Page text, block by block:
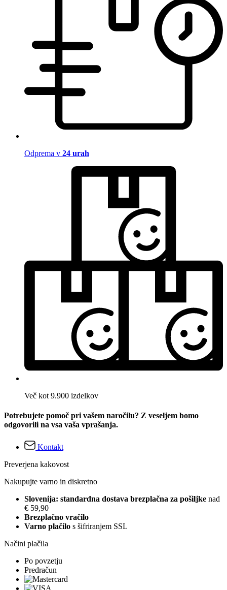
Odprema v 24 urah
Več kot 9.900 izdelkov
Potrebujete pomoč pri vašem naročilu? Z veseljem bomo
odgovorili na vsa vaša vprašanja.
Kontakt
Preverjena kakovost
Nakupujte varno in diskretno
Slovenija: standardna dostava brezplačna za pošiljke nad
€ 59,90
Brezplačno vračilo
Varno plačilo s šifriranjem SSL
Načini plačila
Po povzetju
Predračun